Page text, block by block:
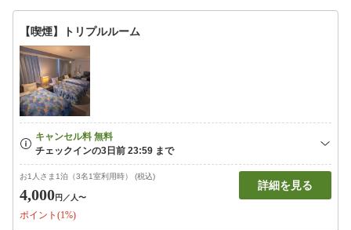
【喫煙】トリプルルーム
お1人さま1泊（3名1室利用時） (税込)
4,000円 ／人〜
ポイント(1%)
詳細を見る